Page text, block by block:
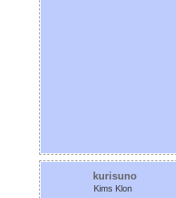
kurisuno
Kims Klon